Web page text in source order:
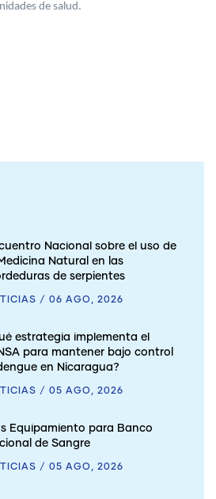
de salud.
Nacional sobre el uso de
Natural en las
de serpientes
/ 06 AGO, 2026
estrategia implementa el
para mantener bajo control
en Nicaragua?
/ 05 AGO, 2026
Equipamiento para Banco
de Sangre
/ 05 AGO, 2026